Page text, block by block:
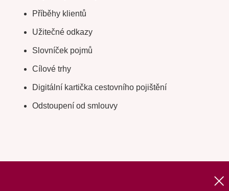
Příběhy klientů
Užitečné odkazy
Slovníček pojmů
Cílové trhy
Digitální kartička cestovního pojištění
Odstoupení od smlouvy